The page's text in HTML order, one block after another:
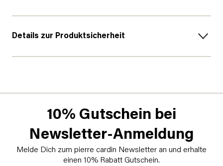
Details zur Produktsicherheit
10% Gutschein bei
Newsletter-Anmeldung
Melde Dich zum pierre cardin Newsletter an und erhalte
einen 10% Rabatt Gutschein.